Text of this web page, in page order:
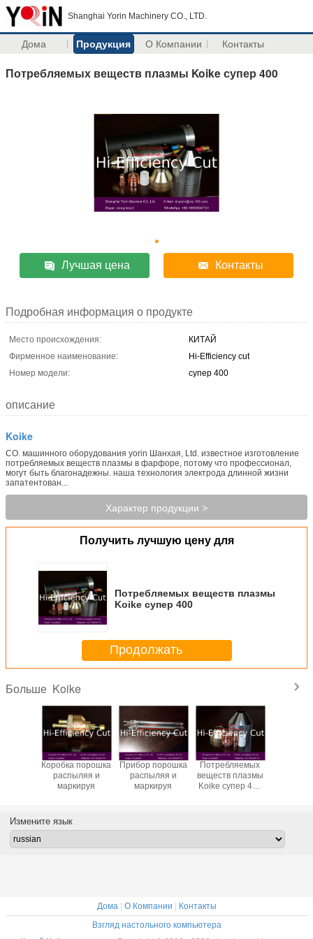
Shanghai Yorin Machinery CO., LTD.
Дома Продукция О Компании Контакты
Потребляемых веществ плазмы Koike супер 400
Лучшая цена Контакты
Подробная информация о продукте
Место происхождения:
КИТАЙ
Фирменное наименование:
Hi-Efficiency cut
Номер модели:
супер 400
описание
Koike
CO. машинного оборудования yorin Шанхая, Ltd. известное изготовление
потребляемых веществ плазмы в фарфоре, потому что профессионал,
могут быть благонадежны. наша технология электрода длинной жизни
запатентован...
Характер продукции >
Получить лучшую цену для
Потребляемых веществ плазмы
Koike супер 400
Продолжать
Больше Koike
Коробка порошка
распыляя и
маркируя
Прибор порошка
распыляя и
маркируя
Потребляемых
веществ плазмы
Koike супер 400
Измените язык
Дома| О Компании | Контакты
Взгляд настольного компьютера